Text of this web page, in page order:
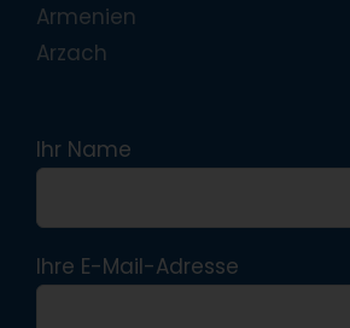
Armenien
Arzach
Ihr Name
Ihre E-Mail-Adresse